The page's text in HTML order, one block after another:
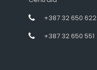
+387 32 650 622
+387 32 650 551